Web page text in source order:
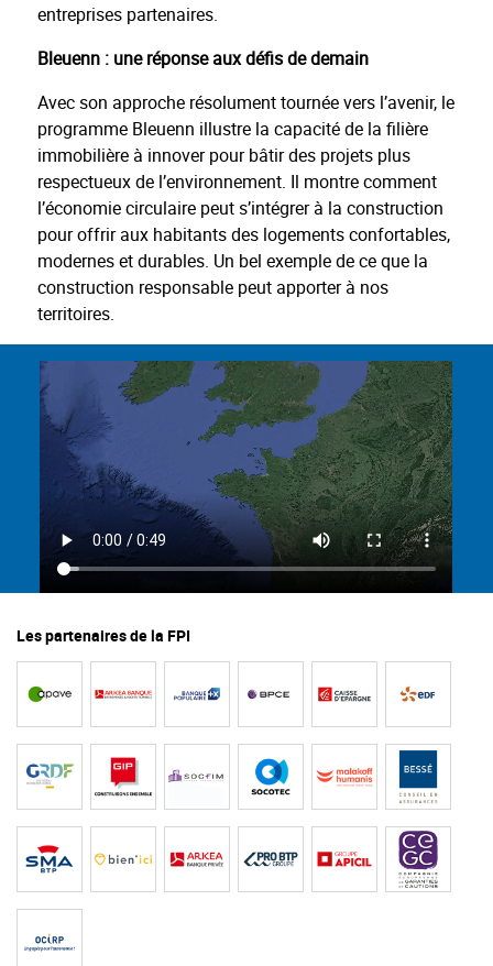
entreprises partenaires.
Bleuenn : une réponse aux défis de demain
Avec son approche résolument tournée vers l’avenir, le
programme Bleuenn illustre la capacité de la filière
immobilière à innover pour bâtir des projets plus
respectueux de l’environnement. Il montre comment
l’économie circulaire peut s’intégrer à la construction
pour offrir aux habitants des logements confortables,
modernes et durables. Un bel exemple de ce que la
construction responsable peut apporter à nos
territoires.
Les partenaires de la FPI